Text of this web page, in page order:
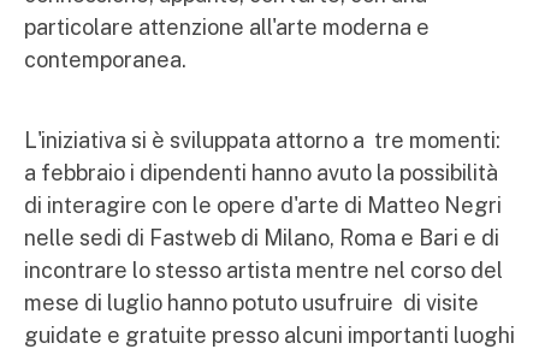
particolare attenzione all'arte moderna e
contemporanea.
L'iniziativa si è sviluppata attorno a tre momenti:
a febbraio i dipendenti hanno avuto la possibilità
di interagire con le opere d'arte di Matteo Negri
nelle sedi di Fastweb di Milano, Roma e Bari e di
incontrare lo stesso artista mentre nel corso del
mese di luglio hanno potuto usufruire di visite
guidate e gratuite presso alcuni importanti luoghi